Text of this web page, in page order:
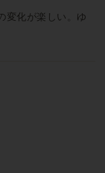
変化が楽しい。ゆ